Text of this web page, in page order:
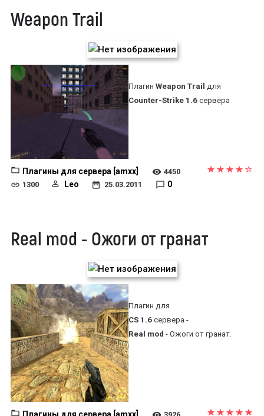
Weapon Trail
Плагин Weapon Trail для
Counter-Strike 1.6 сервера
Плагины для сервера [amxx]
4450
1300
Leo 25.03.2011 0
Real mod - Ожоги от гранат
Плагин для
CS 1.6 сервера -
Real mod - Ожоги от гранат.